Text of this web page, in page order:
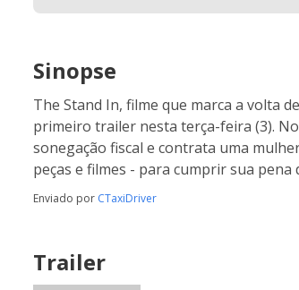
Sinopse
The Stand In, filme que marca a volta
primeiro trailer nesta terça-feira (3).
sonegação fiscal e contrata uma
peças e filmes - para cumprir sua pena
Enviado por CTaxiDriver
Trailer